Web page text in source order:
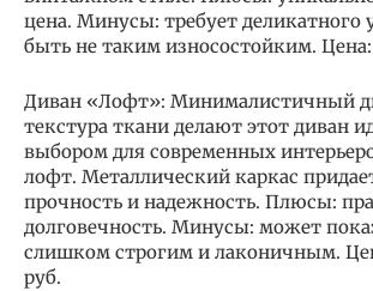
цена. Минусы: требует деликатного
быть не таким износостойким.
Диван «Лофт»: Минималистичный
текстура ткани делают этот диван
выбором для современных
лофт. Металлический каркас
прочность и надежность. Плюсы:
долговечность. Минусы: может
слишком строгим и лаконичным.
руб.